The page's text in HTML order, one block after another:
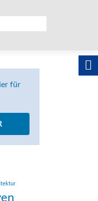
für